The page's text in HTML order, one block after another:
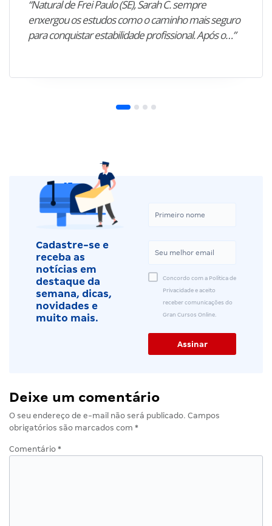
“Natural de Frei Paulo (SE), Sarah C. sempre
enxergou os estudos como o caminho mais seguro
para conquistar estabilidade profissional. Após o…”
Cadastre-se e
receba as
notícias em
destaque da
semana, dicas,
novidades e
muito mais.
Concordo com a Política de
Privacidade e aceito
receber comunicações do
Gran Cursos Online.
Deixe um comentário
O seu endereço de e-mail não será publicado. Campos
obrigatórios são marcados com *
Comentário *